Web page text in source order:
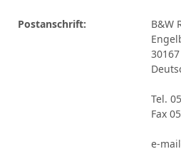
Postanschrift:
B&W
Tel.
Fax
e-